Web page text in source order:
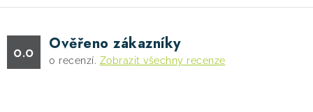
0.0 Ověřeno zákazníky
0 recenzí. Zobrazit všechny recenze